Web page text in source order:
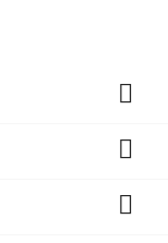


